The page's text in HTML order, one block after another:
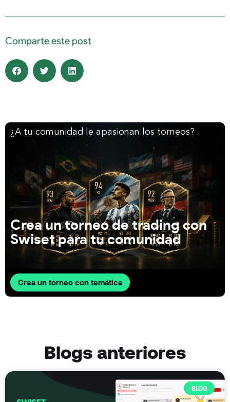
Comparte este post
¿A tu comunidad le apasionan los torneos?
Crea un torneo de trading con
Swiset para tu comunidad
Crea un torneo con temática
Blogs anteriores
BLOG